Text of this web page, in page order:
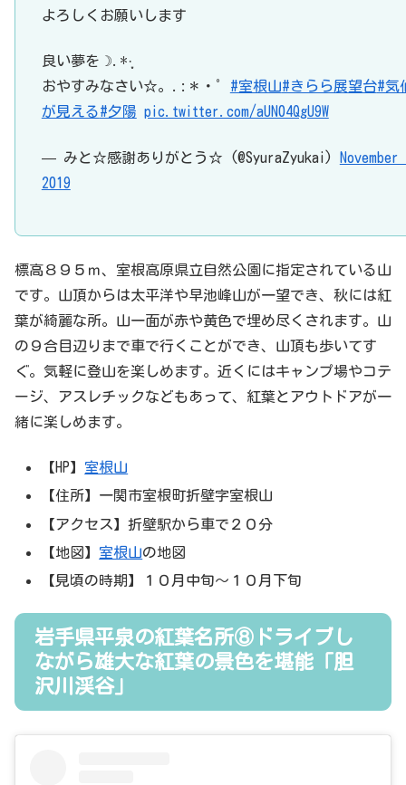
よろしくお願いします
良い夢を☽︎︎.*·̩͙
おやすみなさい☆。.:＊・゜ #室根山#きらら展望台#気
が見える#夕陽 pic.twitter.com/aUN04QgU9W
— みと☆感謝ありがとう☆ (@SyuraZyukai)
2019
標高８９５ｍ、室根高原県立自然公園に指定されている山
です。山頂からは太平洋や早池峰山が一望でき、秋には紅
葉が綺麗な所。山一面が赤や黄色で埋め尽くされます。山
の９合目辺りまで車で行くことができ、山頂も歩いてす
ぐ。気軽に登山を楽しめます。近くにはキャンプ場やコテ
ージ、アスレチックなどもあって、紅葉とアウトドアが一
緒に楽しめます。
【HP】 室根山
【住所】一関市室根町折壁字室根山
【アクセス】折壁駅から車で２０分
【地図】 室根山の地図
【見頃の時期】１０月中旬～１０月下旬
岩手県平泉の紅葉名所⑧ドライブし
ながら雄大な紅葉の景色を堪能「胆
沢川渓谷」